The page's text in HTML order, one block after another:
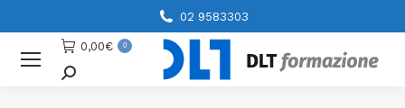
02 9583303
0,00€ 0
Cerca